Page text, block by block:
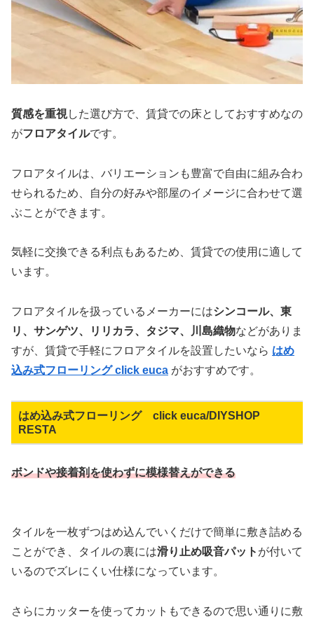
質感を重視した選び方で、賃貸での床としておすすめなの
がフロアタイルです。
フロアタイルは、バリエーションも豊富で自由に組み合わ
せられるため、自分の好みや部屋のイメージに合わせて選
ぶことができます。
気軽に交換できる利点もあるため、賃貸での使用に適して
います。
フロアタイルを扱っているメーカーにはシンコール、東
リ、サンゲツ、リリカラ、タジマ、川島織物などがありま
すが、賃貸で手軽にフロアタイルを設置したいなら はめ
込み式フローリング click euca がおすすめです。
はめ込み式フローリング click euca/DIYSHOP
RESTA
ボンドや接着剤を使わずに模様替えができる
タイルを一枚ずつはめ込んでいくだけで簡単に敷き詰める
ことができ、タイルの裏には滑り止め吸音パット が付いて
いるのでズレにくい仕様になっています。
さらにカッターを使ってカットもできるので思い通りに敷